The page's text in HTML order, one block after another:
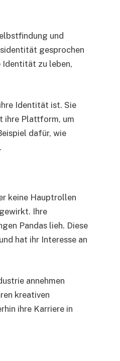
und
gesprochen
Identität zu leben,
Identität ist. Sie
ihre Plattform, um
dafür, wie
keine Hauptrollen
Ihre
Pandas lieh. Diese
hat ihr Interesse an
annehmen
kreativen
ihre Karriere in